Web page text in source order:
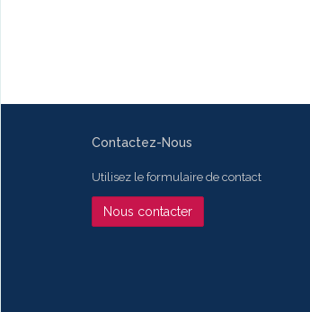
Contactez-Nous
Utilisez le formulaire de contact
Nous contacter